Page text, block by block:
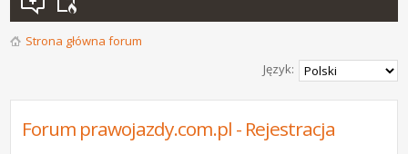
Strona główna forum
Język:
Forum prawojazdy.com.pl - Rejestracja